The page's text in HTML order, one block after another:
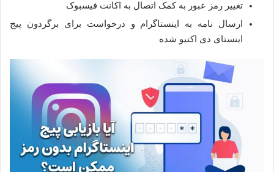
تغییر رمز عبور به کمک اتصال به اکانت فیسبوک
ارسال نامه به اینستاگرام و درخواست برای برگردون پیج
اینستای دی اکتیو شده